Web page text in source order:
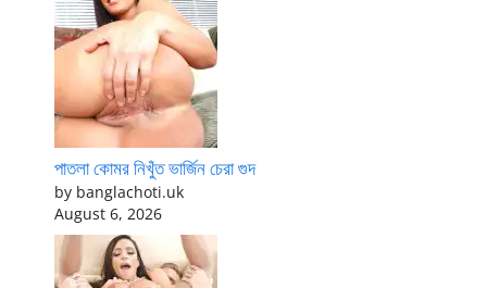
পাতলা কোমর নিখুঁত ভার্জিন চেরা গুদ
by banglachoti.uk
August 6, 2026